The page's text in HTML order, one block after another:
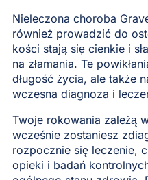
Nieleczona choroba
również prowadzić do
kości stają się cienkie i
na złamania. Te
długość życia, ale także
wczesna diagnoza i
Twoje rokowania zależą
wcześnie zostaniesz
rozpocznie się leczenie,
opieki i badań